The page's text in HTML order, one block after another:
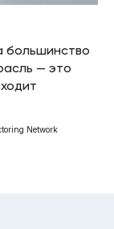
большинство
— это
Network